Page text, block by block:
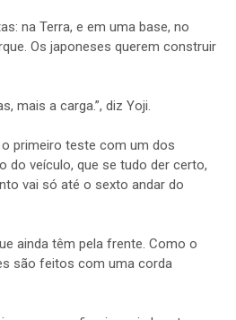
na Terra, e em uma base, no
Os japoneses querem construir
mais a carga.”, diz Yoji.
primeiro teste com um dos
do veículo, que se tudo der certo,
vai só até o sexto andar do
ainda têm pela frente. Como o
são feitos com uma corda